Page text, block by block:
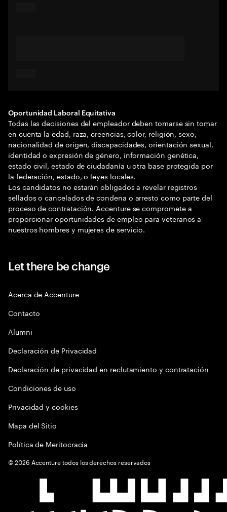
Oportunidad Laboral Equitativa
Todas las decisiones del empleador deben tomarse sin tomar
en cuenta la edad, raza, creencias, color, religión, sexo,
nacionalidad de origen, discapacidades, orientación sexual,
identidad o expresión de género, información genética,
estado civil, estado de ciudadanía u otra base protegida por
la federación, estado, o leyes locales.
Los candidatos no estarán obligados a revelar registros
sellados o cancelados de condena o arresto como parte del
proceso de contratación. Accenture se compromete a
proporcionar oportunidades de empleo para veteranos a
nuestros hombres y mujeres de servicio.
Let there be change
Acerca de Accenture
Contacto
Alumni
Declaración de Privacidad
Declaración de privacidad en reclutamiento y contratación
Condiciones de uso
Privacidad y cookies
Mapa del Sitio
Política de Meritocracia
©2026 Accenture todos los derechos reservados